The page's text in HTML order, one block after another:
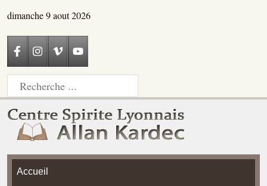
dimanche 9 aout 2026
Accueil